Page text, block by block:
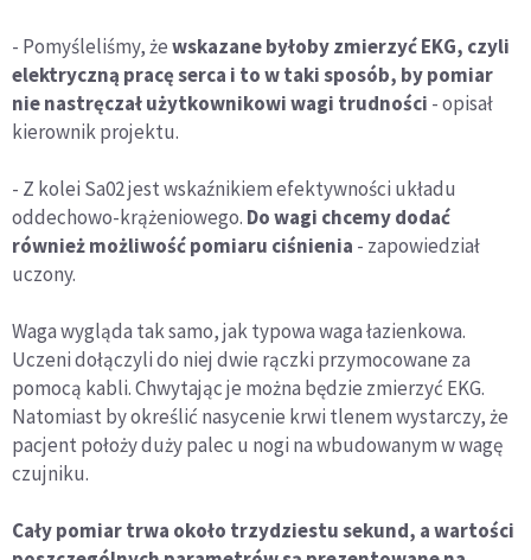
- Pomyśleliśmy, żewskazane byłoby zmierzyć EKG, czyli
elektryczną pracę serca i to w taki sposób, by pomiar
nie nastręczał użytkownikowi wagi trudności - opisał
kierownik projektu.
- Z kolei Sa02 jest wskaźnikiem efektywności układu
oddechowo-krążeniowego. Do wagi chcemy dodać
również możliwość pomiaru ciśnienia - zapowiedział
uczony.
Waga wygląda tak samo, jak typowa waga łazienkowa.
Uczeni dołączyli do niej dwie rączki przymocowane za
pomocą kabli. Chwytając je można będzie zmierzyć EKG.
Natomiast by określić nasycenie krwi tlenem wystarczy, że
pacjent położy duży palec u nogi na wbudowanym w wagę
czujniku.
Cały pomiar trwa około trzydziestu sekund, a wartości